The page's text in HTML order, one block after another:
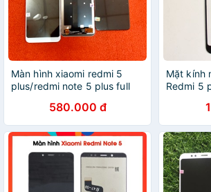
Màn hình xiaomi redmi 5
plus/redmi note 5 plus full
580.000 đ
Mặt kính
Redmi 5